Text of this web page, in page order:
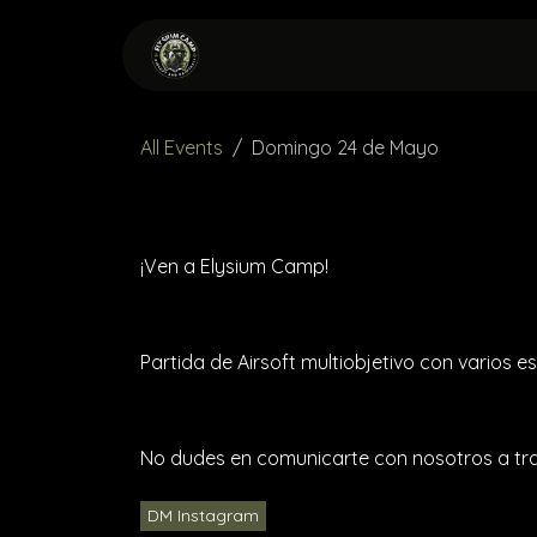
All Events Domingo 24 de Mayo
¡Ven a Elysium Camp!
Partida de Airsoft multiobjetivo con varios
No dudes en comunicarte con nosotros a
DM Instagram